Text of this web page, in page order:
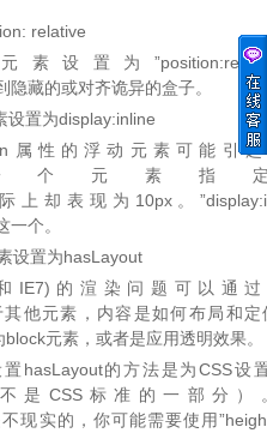
relative
素设置为
隐藏的或对齐诡异的盒子。
设置为display:inline
属性的浮动元素可能引
元素指定
上却表现为10px。
个。
设置为hasLayout
IE7)的渲染问题可以通
其他元素，内容是如何布局和
元素，或者是应用透明效果。
hasLayout的方法是为CSS设
是CSS标准的一部分
现实的，你可能需要使用